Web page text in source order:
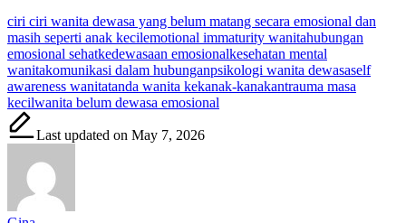
Tags:
ciri ciri wanita dewasa yang belum matang secara emosional dan
masih seperti anak kecilemotional immaturity wanitahubungan
emosional sehatkedewasaan emosionalkesehatan mental
wanitakomunikasi dalam hubunganpsikologi wanita dewasaself
awareness wanitatanda wanita kekanak-kanakantrauma masa
kecilwanita belum dewasa emosional
Last updated on May 7, 2026